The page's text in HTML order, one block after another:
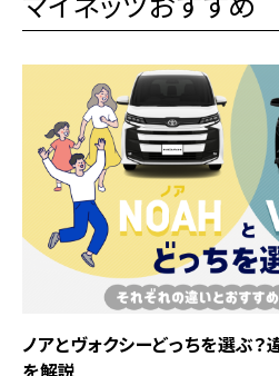
ノアとヴォクシーどっちを選ぶ
を解説